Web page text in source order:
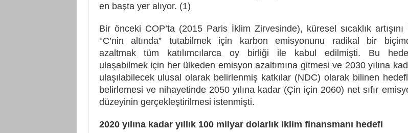
en başta yer alıyor. (1)
Bir önceki COP’ta (2015 Paris İklim Zirvesinde), küresel sıcaklık artışını
°C’nin altında” tutabilmek için karbon emisyonunu radikal bir
azaltmak tüm katılımcılarca oy birliği ile kabul edilmişti. Bu
ulaşabilmek için her ülkeden emisyon azaltımına gitmesi ve 2030 yılına
ulaşılabilecek ulusal olarak belirlenmiş katkılar (NDC) olarak bilinen
belirlemesi ve nihayetinde 2050 yılına kadar (Çin için 2060) net sıfır
düzeyinin gerçekleştirilmesi istenmişti.
2020 yılına kadar yıllık 100 milyar dolarlık iklim finansmanı hedefi